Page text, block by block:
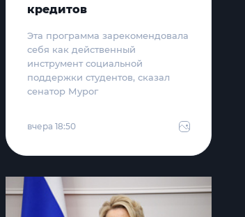
кредитов
Эта программа зарекомендовала
себя как действенный
инструмент социальной
поддержки студентов, сказал
сенатор Мурог
вчера 18:50